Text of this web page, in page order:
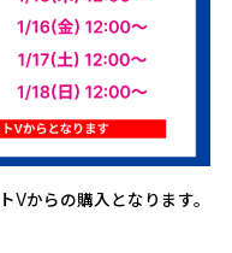
Vからの購入となります。